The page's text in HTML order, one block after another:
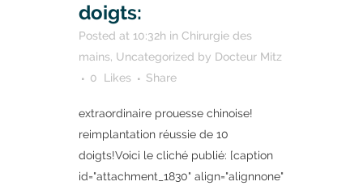
doigts:
Posted at 10:32h in Chirurgie des
mains, Uncategorized by Docteur Mitz
0
Likes Share
extraordinaire prouesse chinoise!
reimplantation réussie de 10
doigts!Voici le cliché publié: [caption
id="attachment_1830" align="alignnone"